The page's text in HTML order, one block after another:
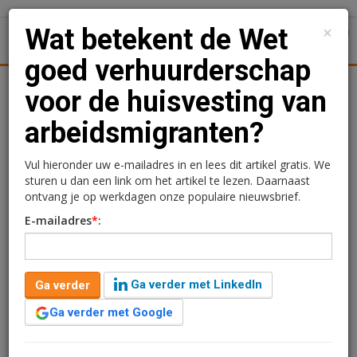
Logistiek Juridisch | Fiscaal Transacties Werk
Wat betekent de Wet goed
verhuurderschap voor de
huisvesting van
arbeidsmigranten?
Redactie
13 oktober 2023 om 09:38
3 jaar geleden aangepast
11 minuten leestijd
De Wet goed verhuurderschap heeft de nodige
×
Wat betekent de Wet
goed verhuurderschap
voor de huisvesting van
arbeidsmigranten?
Vul hieronder uw e-mailadres in en lees dit artikel gratis. We
sturen u dan een link om het artikel te lezen. Daarnaast
ontvang je op werkdagen onze populaire nieuwsbrief.
E-mailadres*:
Ga verder
Ga verder met LinkedIn
Ga verder met Google